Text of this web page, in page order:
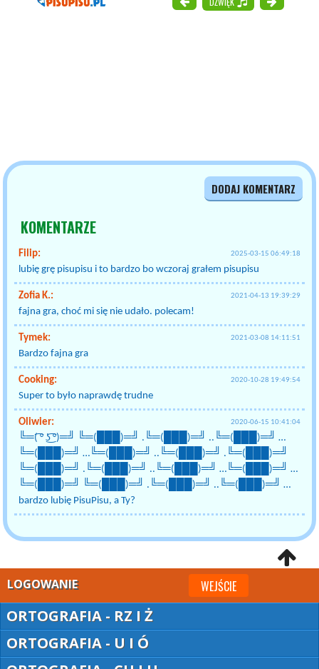
DODAJ KOMENTARZ
KOMENTARZE
Filip: 2025-03-15 06:49:18
lubię grę pisupisu i to bardzo bo wczoraj grałem pisupisu
Zofia K.: 2021-04-13 19:39:29
fajna gra, choć mi się nie udało. polecam!
Tymek: 2021-03-08 14:11:51
Bardzo fajna gra
Cooking: 2020-10-28 19:49:54
Super to było naprawdę trudne
Oliwier: 2020-06-15 10:41:04
╚═( ͡° ͜ʖ ͡°)═╝ ╚═(███)═╝ .╚═(███)═╝ ..╚═(███)═╝ …
╚═(███)═╝ …╚═(███)═╝ ..╚═(███)═╝ .╚═(███)═╝
╚═(███)═╝ .╚═(███)═╝ ..╚═(███)═╝ …╚═(███)═╝ …
╚═(███)═╝ ╚═(███)═╝ .╚═(███)═╝ ..╚═(███)═╝ …
bardzo lubię PisuPisu, a Ty?
LOGOWANIE WEJŚCIE
ORTOGRAFIA - RZ I Ż
ORTOGRAFIA - U I Ó